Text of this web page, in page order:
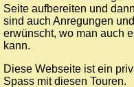
Seite aufbereiten und
sind auch Anregungen
erwünscht, wo man auch
kann.
Diese Webseite ist ein
Spass mit diesen Touren.